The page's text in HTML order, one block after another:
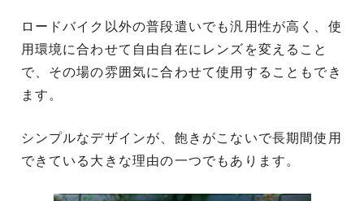
ロードバイク以外の普段遣いでも汎用性が高く、使
用環境に合わせて自由自在にレンズを変えること
で、その場の雰囲気に合わせて使用することもでき
ます。
シンプルなデザインが、飽きがこないで長期間使用
できている大きな理由の一つでもあります。